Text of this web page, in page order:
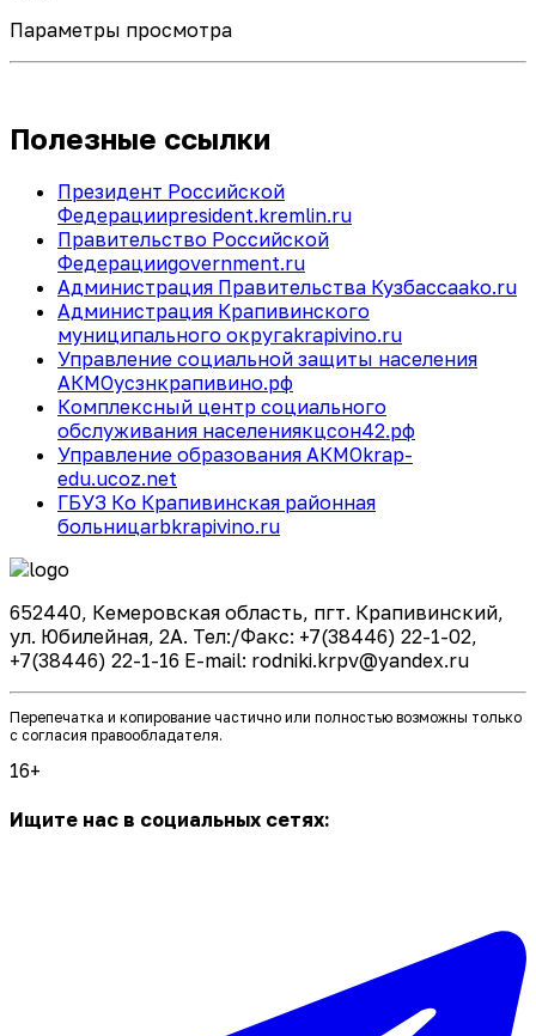
Параметры просмотра
Полезные ссылки
Президент Российской
Федерацииpresident.kremlin.ru
Правительство Российской
Федерацииgovernment.ru
Администрация Правительства Кузбассаako.ru
Администрация Крапивинского
муниципального округаkrapivino.ru
Управление социальной защиты населения
АКМОусзнкрапивино.рф
Комплексный центр социального
обслуживания населениякцсон42.рф
Управление образования АКМОkrap-
edu.ucoz.net
ГБУЗ Ко Крапивинская районная
больницаrbkrapivino.ru
652440, Кемеровская область, пгт. Крапивинский,
ул. Юбилейная, 2А. Тел:/Факс: +7(38446) 22-1-02,
+7(38446) 22-1-16 E-mail: rodniki.krpv@yandex.ru
Перепечатка и копирование частично или полностью возможны только
с согласия правообладателя.
16+
Ищите нас в социальных сетях: